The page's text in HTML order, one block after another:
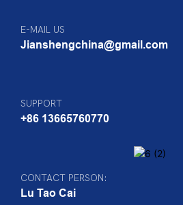
E-MAIL US
Jianshengchina@gmail.com
SUPPORT
+86 13665760770
CONTACT PERSON:
Lu Tao Cai